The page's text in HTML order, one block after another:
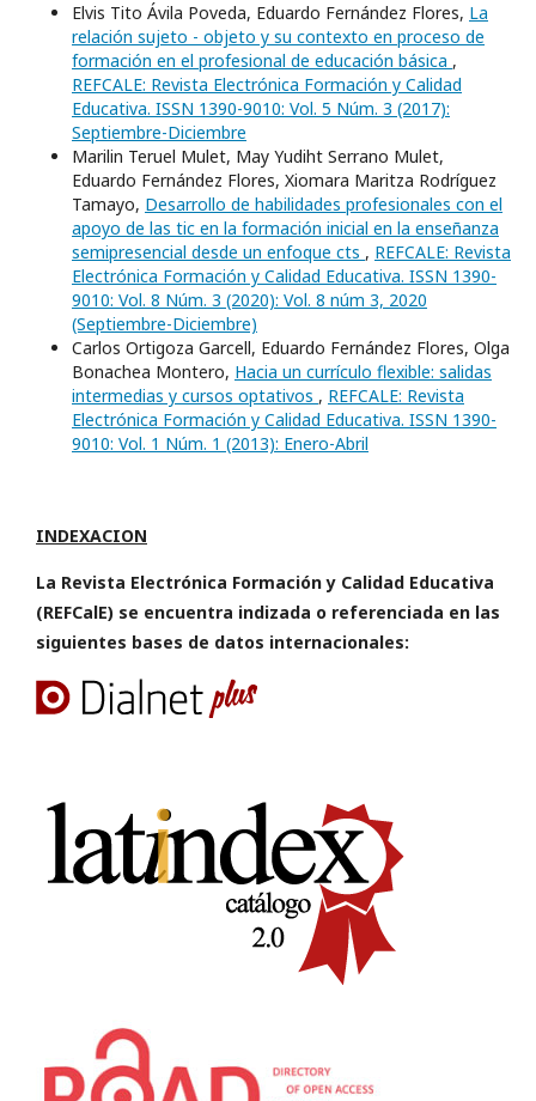
Elvis Tito Ávila Poveda, Eduardo Fernández Flores, La
relación sujeto - objeto y su contexto en proceso de
formación en el profesional de educación básica ,
REFCALE: Revista Electrónica Formación y Calidad
Educativa. ISSN 1390-9010: Vol. 5 Núm. 3 (2017):
Septiembre-Diciembre
Marilin Teruel Mulet, May Yudiht Serrano Mulet,
Eduardo Fernández Flores, Xiomara Maritza Rodríguez
Tamayo, Desarrollo de habilidades profesionales con el
apoyo de las tic en la formación inicial en la enseñanza
semipresencial desde un enfoque cts , REFCALE: Revista
Electrónica Formación y Calidad Educativa. ISSN 1390-
9010: Vol. 8 Núm. 3 (2020): Vol. 8 núm 3, 2020
(Septiembre-Diciembre)
Carlos Ortigoza Garcell, Eduardo Fernández Flores, Olga
Bonachea Montero, Hacia un currículo flexible: salidas
intermedias y cursos optativos , REFCALE: Revista
Electrónica Formación y Calidad Educativa. ISSN 1390-
9010: Vol. 1 Núm. 1 (2013): Enero-Abril
INDEXACION
La Revista Electrónica Formación y Calidad Educativa
(REFCalE) se encuentra indizada o referenciada en las
siguientes bases de datos internacionales: